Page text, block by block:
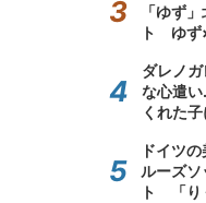
「ゆず
ト ゆず
ダレノ
な心遣
くれた子
ドイツ
ルーズ
ト 「り